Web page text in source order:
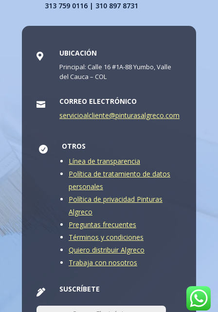
313 759 0116 | 310 897 8731
 UBICACIÓN
Principal: Calle 16 #1A-88 Yumbo, Valle
del Cauca – COL

CORREO ELECTRÓNICO
servicioalcliente@pinturasalgreco.com

OTROS
Línea de transparencia
Política de tratamiento de datos
personales
Política de privacidad Pinturas
Algreco
Preguntas frecuentes
Términos y condiciones
Quiero distribuir Algreco
Trabaja con nosotros
 SUSCRÍBETE